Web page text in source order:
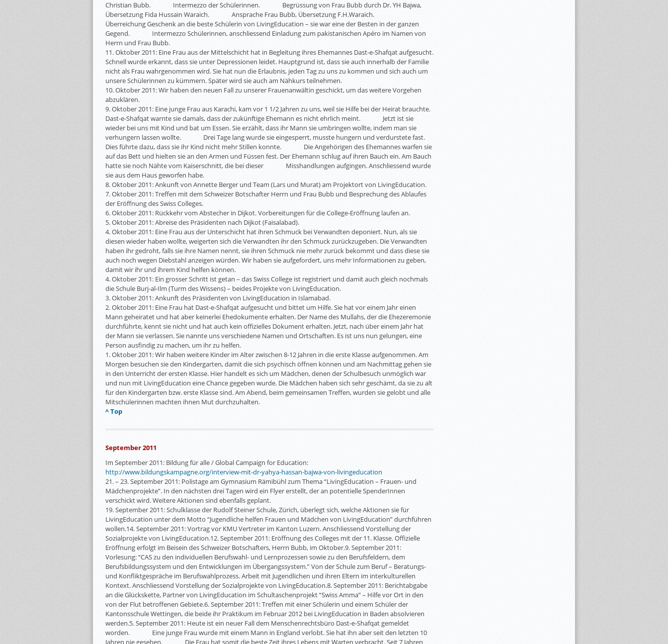
Christian Bubb. Intermezzo der Schülerinnen. Begrüssung von Frau Bubb durch Dr. YH Bajwa,
Übersetzung Fida Hussain Waraich. Ansprache Frau Bubb, Übersetzung F.H.Waraich.
Überreichung Geschenk an die beste Schülerin von LivingEducation – sie war eine der Besten in der ganzen
Gegend. Intermezzo Schülerinnen, anschliessend Einladung zum pakistanischen Apéro im Namen von
Herrn und Frau Bubb.
11. Oktober 2011: Eine Frau aus der Mittelschicht hat in Begleitung ihres Ehemannes Dast-e-Shafqat aufgesucht.
Schnell wurde erkannt, dass sie unter Depressionen leidet. Hauptgrund ist, dass sie auch innerhalb der Familie
nicht als Frau wahrgenommen wird. Sie hat nun die Erlaubnis, jeden Tag zu uns zu kommen und sich auch um
unsere Schülerinnen zu kümmern. Später wird sie auch am Nähkurs teilnehmen.
10. Oktober 2011: Wir haben den neuen Fall zu unserer Frauenanwältin geschickt, um das weitere Vorgehen
abzuklären.
9. Oktober 2011: Eine junge Frau aus Karachi, kam vor 1 1/2 Jahren zu uns, weil sie Hilfe bei der Heirat brauchte.
Dast-e-Shafqat warnte sie damals, dass der zukünftige Ehemann es nicht ehrlich meint. Jetzt ist sie
wieder bei uns mit Kind und bat um Essen. Sie erzählt, dass ihr Mann sie umbringen wollte, indem man sie
verhungern lassen wollte. Drei Tage lang wurde sie eingesperrt, musste hungern und verdurstete fast.
Dies führte dazu, dass sie ihr Kind nicht mehr Stillen konnte. Die Angehörigen des Ehemannes warfen sie
auf das Bett und hielten sie an den Armen und Füssen fest. Der Ehemann schlug auf ihren Bauch ein. Am Bauch
hatte sie noch Nähte vom Kaiserschnitt, die bei dieser Misshandlungen aufgingen. Anschliessend wurde
sie aus dem Haus geworfen habe.
8. Oktober 2011: Ankunft von Annette Berger und Team (Lars und Murat) am Projektort von LivingEducation.
7. Oktober 2011: Treffen mit dem Schweizer Botschafter Herrn und Frau Bubb und Besprechung des Ablaufes
der Eröffnung des Swiss Colleges.
6. Oktober 2011: Rückkehr vom Abstecher in Dijkot. Vorbereitungen für die College-Eröffnung laufen an.
5. Oktober 2011: Abreise des Präsidenten nach Dijkot (Faisalabad).
4. Oktober 2011: Eine Frau aus der Unterschicht hat ihren Schmuck bei Verwandten deponiert. Nun, als sie
diesen wieder haben wollte, weigerten sich die Verwandten ihr den Schmuck zurückzugeben. Die Verwandten
haben ihr gedroht, falls sie ihre Namen nennt, sie ihren Schmuck nie mehr zurück bekommt und dass diese sie
auch noch wegen Diebstahl anzeigen würden. Wir haben sie aufgefordert, uns mehr Informationen zu geben,
damit wir ihr und ihrem Kind helfen können.
4. Oktober 2011: Ein grosser Schritt ist getan – das Swiss College ist registriert und damit auch gleich nochmals
die Schule Burj-al-Ilm (Turm des Wissens) – beides Projekte von LivingEducation.
3. Oktober 2011: Ankunft des Präsidenten von LivingEducation in Islamabad.
2. Oktober 2011: Eine Frau hat Dast-e-Shafqat aufgesucht und bittet um Hilfe. Sie hat vor einem Jahr einen
Mann geheiratet und hat aber keinerlei Ehedokumente erhalten. Der Name des Mullahs, der die Ehezeremonie
durchführte, kennt sie nicht und hat auch kein offizielles Dokument erhalten. Jetzt, nach über einem Jahr hat
der Mann sie verlassen. Sie nannte uns verschiedene Namen und Ortschaften. Es ist uns nun gelungen, eine
Person ausfindig zu machen, um ihr zu helfen.
1. Oktober 2011: Wir haben weitere Kinder im Alter zwischen 8-12 Jahren in die erste Klasse aufgenommen. Am
Morgen besuchen sie den Kindergarten, damit die sich psychisch öffnen können und am Nachmittag gehen sie
in den Unterricht der ersten Klasse. Hier handelt es sich um Mädchen, denen der Schulbesuch unmöglich war
und nun mit LivingEducation eine Chance gegeben wurde. Die Mädchen haben sich sehr geschämt, da sie zu alt
für den Kindergarten bzw. erste Klasse sind. Am Abend, beim gemeinsamen Treffen, wurden sie gelobt und alle
Mitschülerinnen machten ihnen Mut durchzuhalten.
^ Top
September 2011
Im September 2011: Bildung für alle / Global Campaign for Education:
http://www.bildungskampagne.org/interview-mit-dr-yahya-hassan-bajwa-von-livingeducation
21. – 23. September 2011: Polistage am Gymnasium Rämibühl zum Thema “LivingEducation – Frauen- und
Mädchenprojekte”. In den nächsten drei Tagen wird ein Flyer erstellt, der an potentielle SpenderInnen
verschickt wird. Weitere Aktionen sind ebenfalls geplant.
19. September 2011: Schulklasse der Rudolf Steiner Schule, Zürich, überlegt sich, welche Aktionen sie für
LivingEducation unter dem Motto “Jugendliche helfen Frauen und Mädchen von LivingEducation” durchführen
wollen.14. September 2011: Vortrag vor KMU Vertreter im Kanton Luzern. Anschliessend Vorstellung der
Sozialprojekte von LivingEducation.12. September 2011: Eröffnung des Colleges mit der 11. Klasse. Offizielle
Eröffnung erfolgt im Beisein des Schweizer Botschafters, Herrn Bubb, im Oktober.9. September 2011:
Vorlesung: “CAS zu den individuellen Berufswahl- und Lernprozessen sowie zu den Berufsfeldern, dem
Berufsbildungssystem und den Entwicklungen im Übergangssystem.” Von der Schule zum Beruf – Beratungs-
und Konfliktgespräche im Berufswahlprozess. Arbeit mit Jugendlichen und ihren Eltern im interkulturellen
Kontext. Anschliessend Vorstellung der Sozialprojekte von LivingEducation.8. September 2011: Berichtabgabe
an die Glückskette, Partner von LivingEducation im Schultaschenprojekt “Swiss Amma” – Hilfe vor Ort in den
von der Flut betroffenen Gebiete.6. September 2011: Treffen mit einer Schülerin und einem Schüler der
Kantonsschule Wettingen, die beide ihr Praktikum im Februar 2012 bei LivingEducation in Baden absolvieren
werden.5. September 2011: Heute ist ein neuer Fall dem Menschenrechtsbüro Dast-e-Shafqat gemeldet
worden. Eine junge Frau wurde mit einem Mann in England verlobt. Sie hat ihn aber seit den letzten 10
Jahren nie gesehen. Die Frau hat somit die beste Zeit ihres Lebens mit Warten verbracht. Seit 7 Jahren